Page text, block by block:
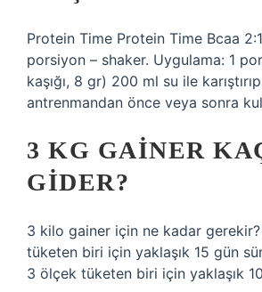
Protein Time Protein Time Bcaa
porsiyon – shaker. Uygulama: 1
kaşığı, 8 gr) 200 ml su ile
antrenmandan önce veya sonra
3 KG GAINER
GIDER?
3 kilo gainer için ne kadar
tüketen biri için yaklaşık 15 gün
3 ölçek tüketen biri için yaklaşık